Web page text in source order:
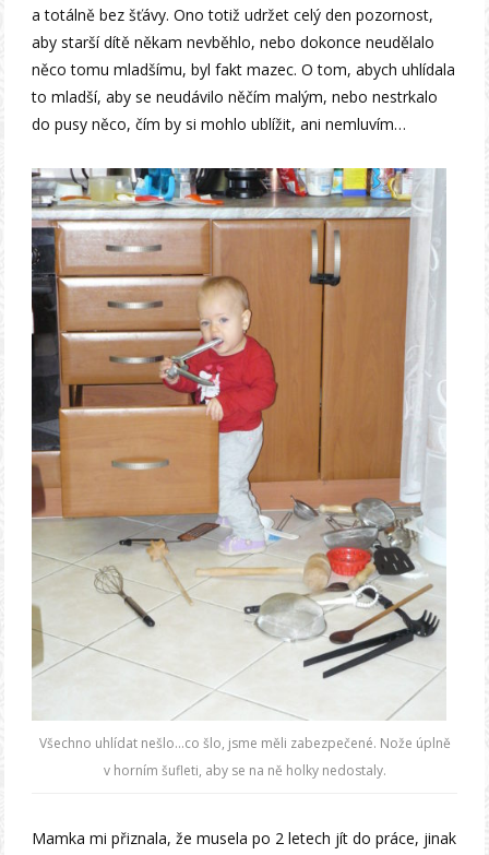
a totálně bez šťávy. Ono totiž udržet celý den pozornost,
aby starší dítě někam nevběhlo, nebo dokonce neudělalo
něco tomu mladšímu, byl fakt mazec. O tom, abych uhlídala
to mladší, aby se neudávilo něčím malým, nebo nestrkalo
do pusy něco, čím by si mohlo ublížit, ani nemluvím…
Všechno uhlídat nešlo…co šlo, jsme měli zabezpečené. Nože úplně
v horním šufleti, aby se na ně holky nedostaly.
Mamka mi přiznala, že musela po 2 letech jít do práce, jinak